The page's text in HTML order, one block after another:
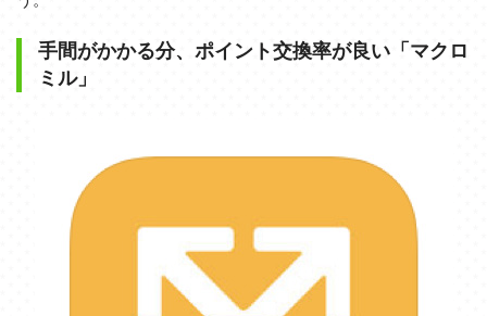
手間がかかる分、ポイント交換率が良い「マクロ
ミル」